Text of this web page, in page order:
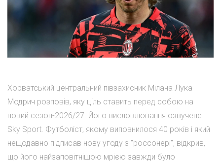
Хорватський центральний півзахисник Мілана Лука
Модрич розповів, яку ціль ставить перед собою на
новий сезон-2026/27. Його висловлювання озвучене
Sky Sport. Футболіст, якому виповнилося 40 років і який
нещодавно підписав нову угоду з "россонері", відкрив,
що його найзаповітнішою мрією завжди було